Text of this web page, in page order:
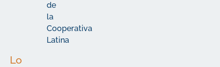
de
la
Cooperativa
Latina
Lo